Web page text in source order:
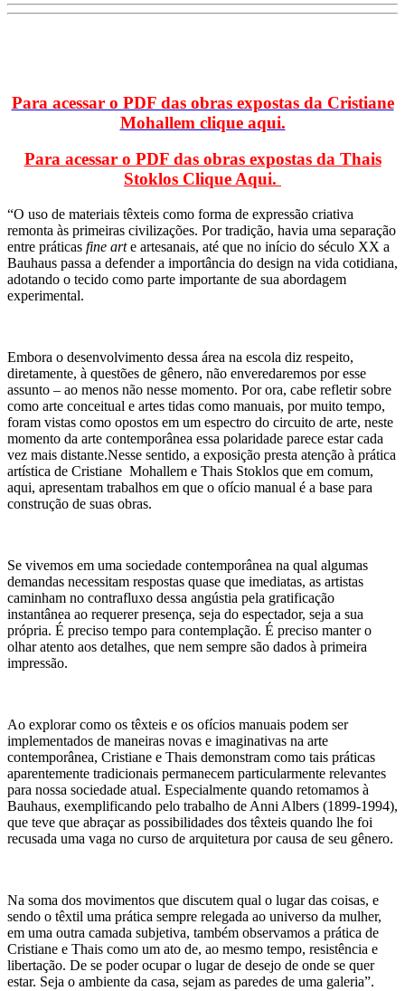
Para acessar o PDF das obras expostas da Cristiane
Mohallem clique aqui.
Para acessar o PDF das obras expostas da Thais
Stoklos Clique Aqui.
“O uso de materiais têxteis como forma de expressão criativa
remonta às primeiras civilizações. Por tradição, havia uma separação
entre práticas fine arte artesanais, até que no início do século XX a
Bauhaus passa a defender a importância do design na vida cotidiana,
adotando o tecido como parte importante de sua abordagem
experimental.
Embora o desenvolvimento dessa área na escola diz respeito,
diretamente, à questões de gênero, não enveredaremos por esse
assunto – ao menos não nesse momento. Por ora, cabe refletir sobre
como arte conceitual e artes tidas como manuais, por muito tempo,
foram vistas como opostos em um espectro do circuito de arte, neste
momento da arte contemporânea essa polaridade parece estar cada
vez mais distante.Nesse sentido, a exposição presta atenção à prática
artística de Cristiane Mohallem e Thais Stoklos que em comum,
aqui, apresentam trabalhos em que o ofício manual é a base para
construção de suas obras.
Se vivemos em uma sociedade contemporânea na qual algumas
demandas necessitam respostas quase que imediatas, as artistas
caminham no contrafluxo dessa angústia pela gratificação
instantânea ao requerer presença, seja do espectador, seja a sua
própria. É preciso tempo para contemplação. É preciso manter o
olhar atento aos detalhes, que nem sempre são dados à primeira
impressão.
Ao explorar como os têxteis e os ofícios manuais podem ser
implementados de maneiras novas e imaginativas na arte
contemporânea, Cristiane e Thais demonstram como tais práticas
aparentemente tradicionais permanecem particularmente relevantes
para nossa sociedade atual. Especialmente quando retomamos à
Bauhaus, exemplificando pelo trabalho de Anni Albers (1899-1994),
que teve que abraçar as possibilidades dos têxteis quando lhe foi
recusada uma vaga no curso de arquitetura por causa de seu gênero.
Na soma dos movimentos que discutem qual o lugar das coisas, e
sendo o têxtil uma prática sempre relegada ao universo da mulher,
em uma outra camada subjetiva, também observamos a prática de
Cristiane e Thais como um ato de, ao mesmo tempo, resistência e
libertação. De se poder ocupar o lugar de desejo de onde se quer
estar. Seja o ambiente da casa, sejam as paredes de uma galeria”.